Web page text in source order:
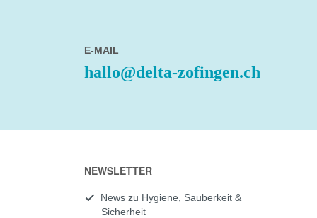
E-MAIL
hallo@delta-zofingen.ch
NEWSLETTER
News zu Hygiene, Sauberkeit &
Sicherheit